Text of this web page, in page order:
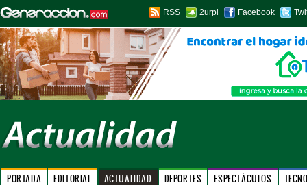
RSS 2urpi Facebook
PORTADA EDITORIAL ACTUALIDAD DEPORTES ESPECTÁCULOS